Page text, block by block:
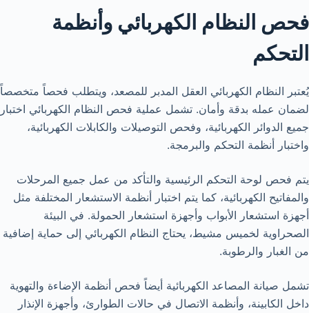
فحص النظام الكهربائي وأنظمة
التحكم
يُعتبر النظام الكهربائي العقل المدبر للمصعد، ويتطلب فحصاً متخصصاً
لضمان عمله بدقة وأمان. تشمل عملية فحص النظام الكهربائي اختبار
جميع الدوائر الكهربائية، وفحص التوصيلات والكابلات الكهربائية،
واختبار أنظمة التحكم والبرمجة.
يتم فحص لوحة التحكم الرئيسية والتأكد من عمل جميع المرحلات
والمفاتيح الكهربائية، كما يتم اختبار أنظمة الاستشعار المختلفة مثل
أجهزة استشعار الأبواب وأجهزة استشعار الحمولة. في البيئة
الصحراوية لخميس مشيط، يحتاج النظام الكهربائي إلى حماية إضافية
من الغبار والرطوبة.
تشمل صيانة المصاعد الكهربائية أيضاً فحص أنظمة الإضاءة والتهوية
داخل الكابينة، وأنظمة الاتصال في حالات الطوارئ، وأجهزة الإنذار